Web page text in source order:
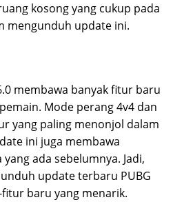
kosong yang cukup pada
mengunduh update ini.
membawa banyak fitur baru
Mode perang 4v4 dan
yang paling menonjol dalam
ini juga membawa
ada sebelumnya. Jadi,
update terbaru PUBG
baru yang menarik.